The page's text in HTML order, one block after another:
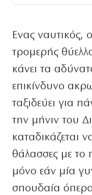
Ενας ναυτικός,
τρομερής
κάνει τα
επικίνδυνο
ταξιδεύει για
την μήνιν του
καταδικάζεται
θάλασσες με το
μόνο εάν μία
σπουδαία